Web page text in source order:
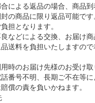
による返品の場合、商品
の商品に限り返品可能で
担となります。
などによる交換、お届け
送料を負担いたしますので
時のお届け先様のお受け
番号不明、長期ご不在等
償の責を負いかねます。